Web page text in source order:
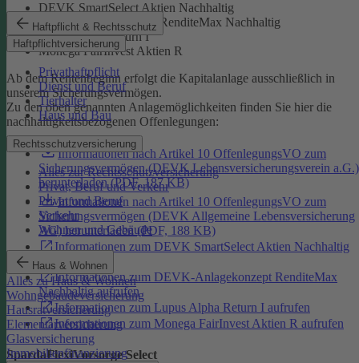
Haftpflicht & Rechtsschutz
Haftpflichtversicherung
Privathaftpflicht
Dienst und Beruf
Tierhalter
Haus und Bau
Rechtsschutzversicherung
Alles zur Rechtsschutzversicherung
Privat, Beruf und Verkehr
Privat und Beruf
Verkehr
Wohnen und Gebäude
Haus & Wohnen
Alles zu Haus & Wohnen
Wohngebäudeversicherung
Hausratversicherung
Elementarversicherung
Glasversicherung
Immobilienfinanzierung
DEVK SmartSelect Aktien Nachhaltig
DEVK-Anlagekonzept RenditeMax Nachhaltig
Lupus Alpha Return I
Monega FairInvest Aktien R
Ab dem Rentenbeginn erfolgt die Kapitalanlage ausschließlich in
unserem Sicherungsvermögen.
Zu den oben genannten Anlagemöglichkeiten finden Sie hier die
nachhaltigkeitsbezogenen Offenlegungen:
Informationen nach Artikel 10 OffenlegungsVO zum
Sicherungsvermögen (DEVK Lebensversicherungsverein a.G.)
herunterladen (PDF, 187 KB)
Informationen nach Artikel 10 OffenlegungsVO zum
Sicherungsvermögen (DEVK Allgemeine Lebensversicherung
AG) herunterladen (PDF, 188 KB)
Informationen zum DEVK SmartSelect Aktien Nachhaltig
aufrufen
Informationen zum DEVK-Anlagekonzept RenditeMax
Nachhaltig aufrufen
Informationen zum Lupus Alpha Return I aufrufen
Informationen zum Monega FairInvest Aktien R aufrufen
SpardaFlexiVorsorge Select